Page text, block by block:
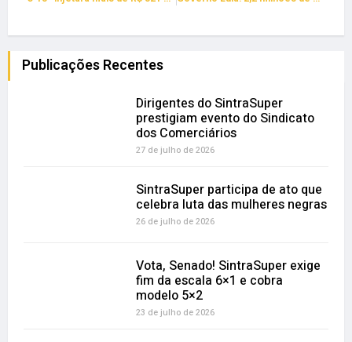
Publicações Recentes
Dirigentes do SintraSuper
prestigiam evento do Sindicato
dos Comerciários
27 de julho de 2026
SintraSuper participa de ato que
celebra luta das mulheres negras
26 de julho de 2026
Vota, Senado! SintraSuper exige
fim da escala 6×1 e cobra
modelo 5×2
23 de julho de 2026